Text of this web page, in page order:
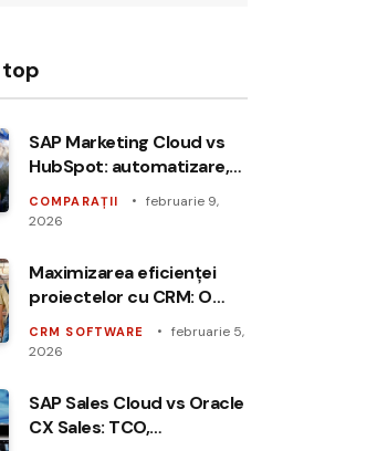
SAP Marketing Cloud vs
HubSpot: automatizare,
COMPARAȚII
februarie 9,
2026
Maximizarea eficienței
proiectelor cu CRM: O
CRM SOFTWARE
februarie 5,
2026
SAP Sales Cloud vs Oracle
CX Sales: TCO,